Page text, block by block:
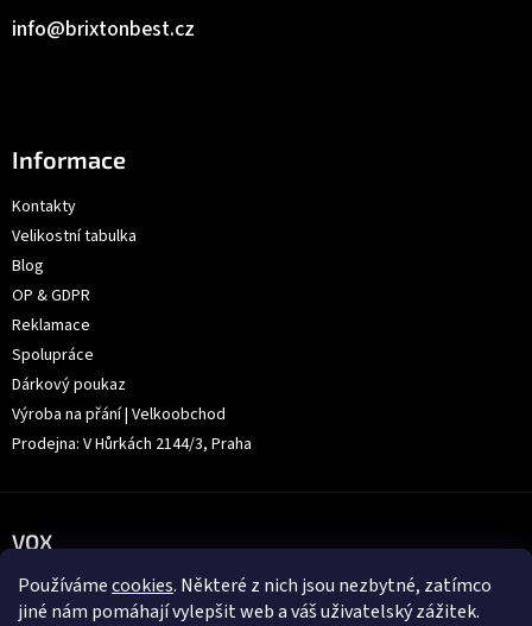
Používámecookies. Některé z nich jsou nezbytné, zatímco
jiné nám pomáhají vylepšit web a váš uživatelský zážitek.
info@brixtonbest.cz
Informace
Kontakty
Velikostní tabulka
Blog
OP & GDPR
Reklamace
Spolupráce
Dárkový poukaz
Výroba na přání | Velkoobchod
Prodejna: V Hůrkách 2144/3, Praha
VOX